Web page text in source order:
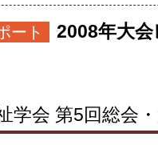
ート 2008年大会
学会 第5回総会